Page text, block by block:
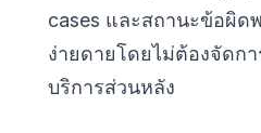
cases และสถานะข้อผิด
ง่ายดายโดยไม่ต้องจัดก
บริการส่วนหลัง